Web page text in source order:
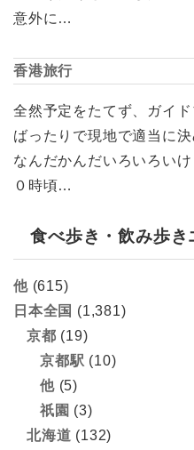
意外に…
香港旅行
全然予定をたてず、ガイ
ばったりで現地で適当に
なんだかんだいろいろい
０時頃…
食べ歩き・飲み歩き
他(615)
日本全国 (1,381)
京都 (19)
京都駅 (10)
他(5)
祇園 (3)
北海道 (132)